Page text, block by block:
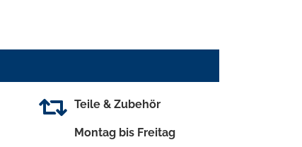
Teile & Zubehör
Montag bis Freitag